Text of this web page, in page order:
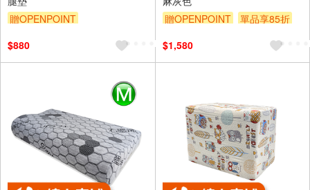
贈OPENPOINT
$880
贈OPENPOINT
單品享85折
$1,580